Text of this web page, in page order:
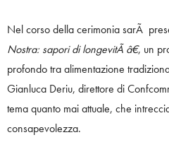
Nel corso della cerimonia sarÃ
Nostra: sapori di longevitÃ â€, un
profondo tra alimentazione
Gianluca Deriu, direttore di
tema quanto mai attuale, che
consapevolezza.